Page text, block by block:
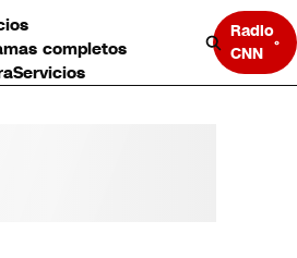
completos
Servicios
Radio
CNN